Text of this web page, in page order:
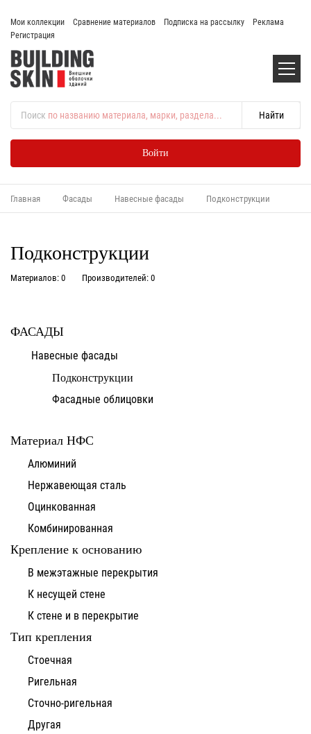
Мои коллекции Сравнение материалов Подписка на рассылку
Реклама
Регистрация
Поиск по названию материала, марки, раздела...
Войти
Главная Фасады Навесные фасады Подконструкции
Подконструкции
Материалов: 0 Производителей: 0
ФАСАДЫ
Навесные фасады
Подконструкции
Фасадные облицовки
Материал НФС
Алюминий
Нержавеющая сталь
Оцинкованная
Комбинированная
Крепление к основанию
В межэтажные перекрытия
К несущей стене
К стене и в перекрытие
Тип крепления
Стоечная
Ригельная
Сточно-ригельная
Другая